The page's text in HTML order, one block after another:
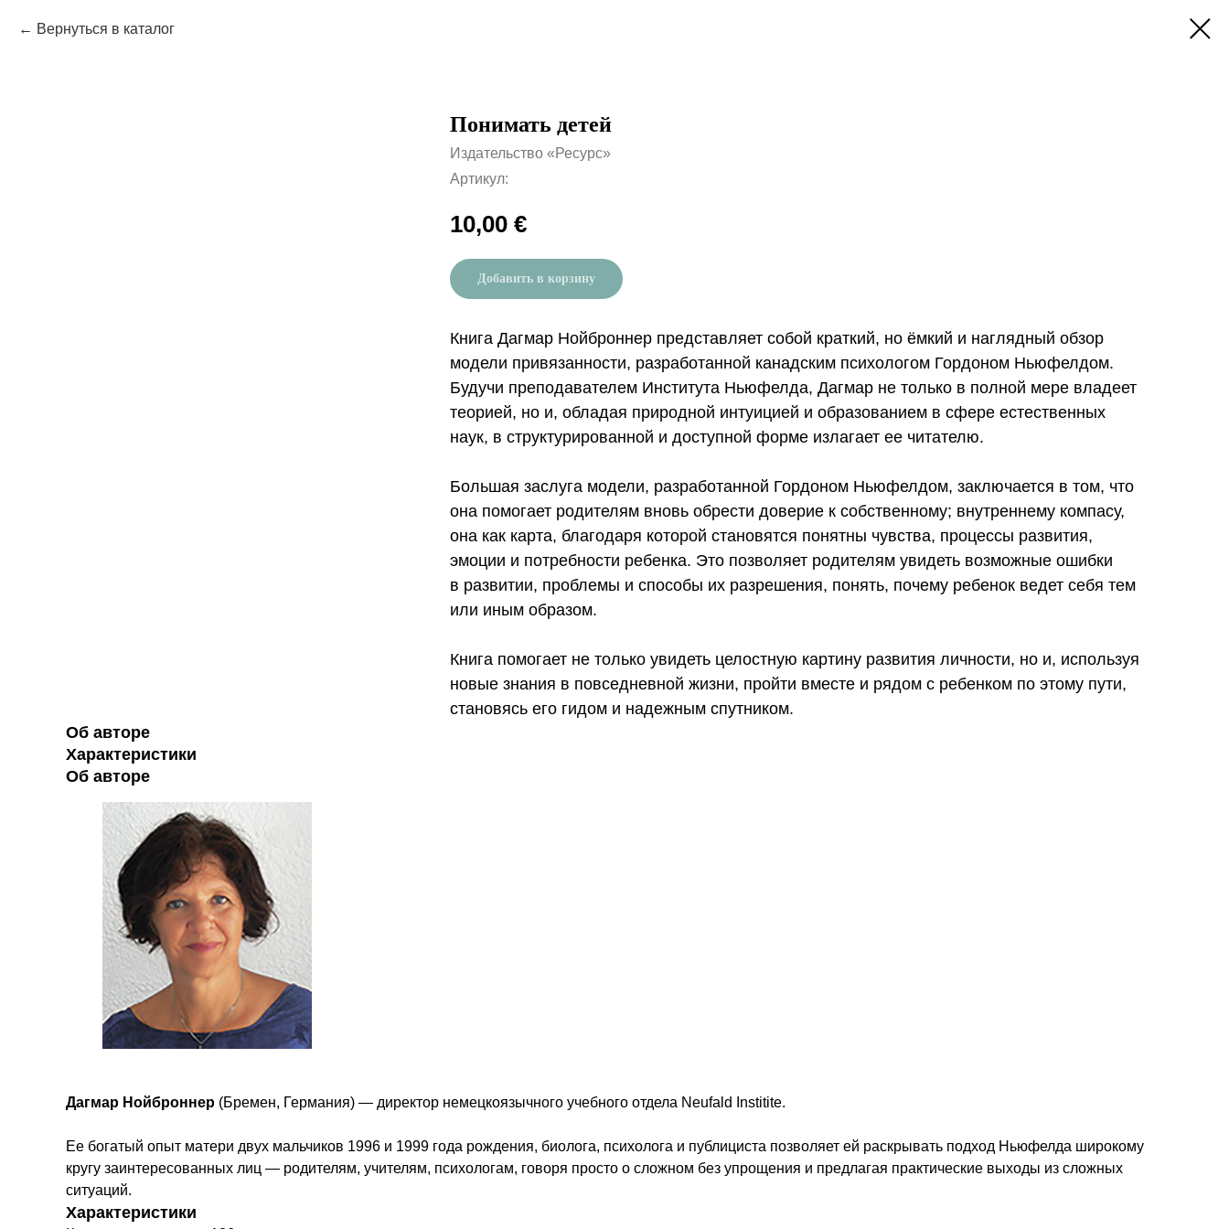
Вернуться в каталог
Понимать детей
Издательство «Ресурс»
Артикул:
10,00 €
Добавить в корзину
Книга Дагмар Нойброннер представляет собой краткий, но ёмкий и наглядный обзор
модели привязанности, разработанной канадским психологом Гордоном Ньюфелдом.
Будучи преподавателем Института Ньюфелда, Дагмар не только в полной мере владеет
теорией, но и, обладая природной интуицией и образованием в сфере естественных
наук, в структурированной и доступной форме излагает ее читателю.
Большая заслуга модели, разработанной Гордоном Ньюфелдом, заключается в том, что
она помогает родителям вновь обрести доверие к собственному; внутреннему компасу,
она как карта, благодаря которой становятся понятны чувства, процессы развития,
эмоции и потребности ребенка. Это позволяет родителям увидеть возможные ошибки
в развитии, проблемы и способы их разрешения, понять, почему ребенок ведет себя тем
или иным образом.
Книга помогает не только увидеть целостную картину развития личности, но и, используя
новые знания в повседневной жизни, пройти вместе и рядом с ребенком по этому пути,
становясь его гидом и надежным спутником.
Об авторе
Характеристики
Об авторе
Дагмар Нойброннер (Бремен, Германия) — директор немецкоязычного учебного отдела Neufald Institite.
Ее богатый опыт матери двух мальчиков 1996 и 1999 года рождения, биолога, психолога и публициста позволяет ей раскрывать подход Ньюфелда широкому
кругу заинтересованных лиц — родителям, учителям, психологам, говоря просто о сложном без упрощения и предлагая практические выходы из сложных
ситуаций.
Характеристики